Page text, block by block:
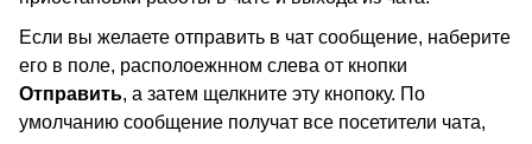
Если вы желаете отправить в чат сообщение, наберите
его в поле, располоежнном слева от кнопки
Отправить, а затем щелкните эту кнопоку. По
умолчанию сообщение получат все посетители чата,